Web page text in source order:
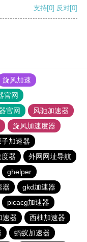
支持[0] 反对[0]
旋风加速
官网
官网
风驰加速器
旋风加速度器
子加速器
器
外网网址导航
ghelper
器
gkd加速器
picacg加速器
速器
西柚加速器
蚂蚁加速器